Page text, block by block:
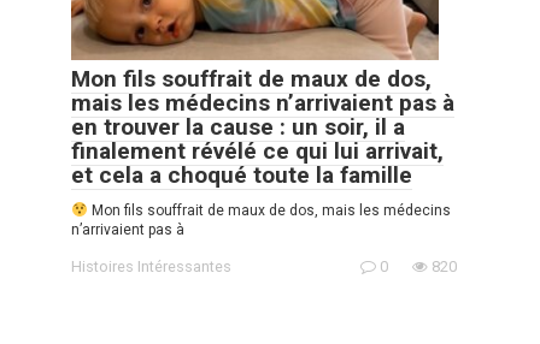
Mon fils souffrait de maux de dos,
mais les médecins n’arrivaient pas à
en trouver la cause : un soir, il a
finalement révélé ce qui lui arrivait,
et cela a choqué toute la famille
Mon fils souffrait de maux de dos, mais les médecins
n’arrivaient pas à
Histoires Intéressantes 0 820